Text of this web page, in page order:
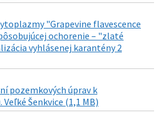
"Grapevine flavescence
ochorenie – "zlaté
vyhlásenej karantény 2
pozemkových úprav k
Šenkvice (1,1 MB)